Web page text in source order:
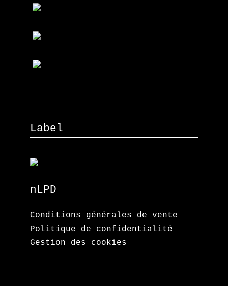
Label
nLPD
Conditions générales de vente
Politique de confidentialité
Gestion des cookies